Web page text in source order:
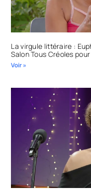
La virgule littéraire :
Salon Tous Créoles
Voir »